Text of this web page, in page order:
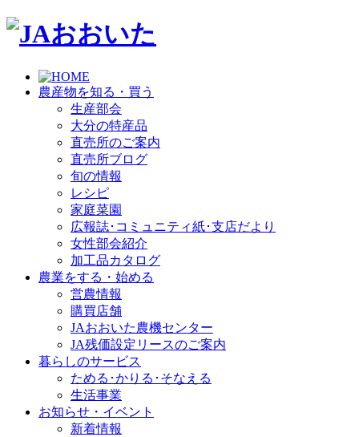
農産物を知る・買う
生産部会
大分の特産品
直売所のご案内
直売所ブログ
旬の情報
レシピ
家庭菜園
広報誌･コミュニティ紙･支店だより
女性部会紹介
加工品カタログ
農業をする・始める
営農情報
購買店舗
JAおおいた農機センター
JA残価設定リースのご案内
暮らしのサービス
ためる･かりる･そなえる
生活事業
お知らせ・イベント
新着情報